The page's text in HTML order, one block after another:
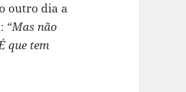
outro dia a
“Mas não
que tem